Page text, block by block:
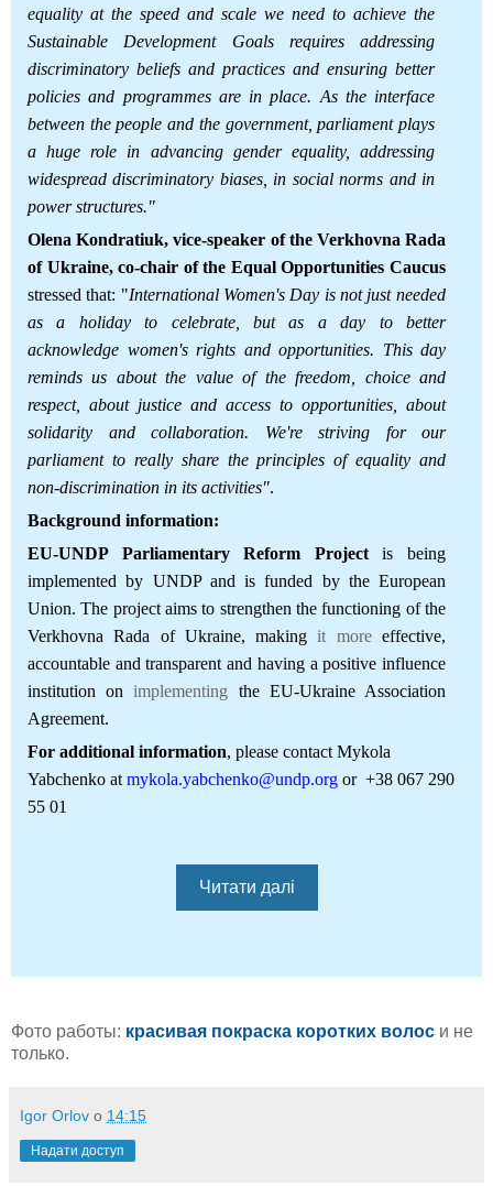
equality at the speed and scale we need to achieve the
Sustainable Development Goals requires addressing
discriminatory beliefs and practices and ensuring better
policies and programmes are in place. As the interface
between the people and the government, parliament plays
a huge role in advancing gender equality, addressing
widespread discriminatory biases, in social norms and in
power structures."
Olena Kondratiuk, vice-speaker of the Verkhovna Rada
of Ukraine, co-chair of the Equal Opportunities Caucus
stressed that: "International Women's Day is not just needed
as a holiday to celebrate, but as a day to better
acknowledge women's rights and opportunities. This day
reminds us about the value of the freedom, choice and
respect, about justice and access to opportunities, about
solidarity and collaboration. We're striving for our
parliament to really share the principles of equality and
non-discrimination in its activities".
Background information:
EU-UNDP Parliamentary Reform Projectis being
implemented by UNDP and is funded by the European
Union. The project aims to strengthen the functioning of the
Verkhovna Rada of Ukraine, makingit moreeffective,
accountable and transparent and having a positive influence
institution onimplementing the EU-Ukraine Association
Agreement.
For additional information, please contact Mykola
Yabchenko at mykola.yabchenko@undp.org or +38 067 290
55 01
Читати далі
Фото работы: красивая покраска коротких волос и не
только.
Igor Orlov о 14:15
Надати доступ